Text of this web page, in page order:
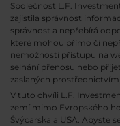
Společnost L.F.
zajistila správnost
správnost a nepřebírá
které mohou přímo či
nemožnosti přístupu na
selhání přenosu nebo
zaslaných
V tuto chvíli L.F.
zemí mimo Evropského
Švýcarska a USA. Abyste